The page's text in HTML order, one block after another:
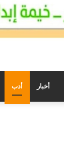
أخبار أدب